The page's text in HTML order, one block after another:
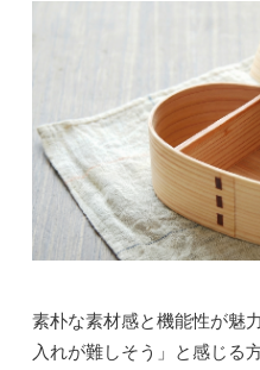
素朴な素材感と機能性が魅
入れが難しそう」と感じる